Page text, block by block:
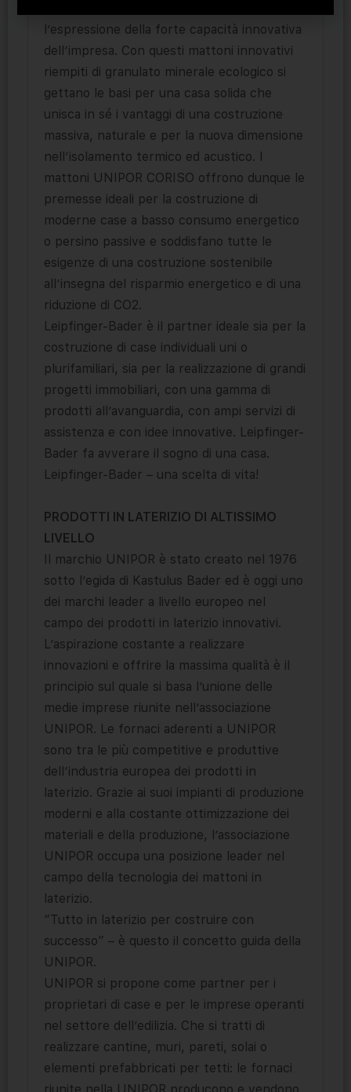
l’espressione della forte capacità innovativa
dell’impresa. Con questi mattoni innovativi
riempiti di granulato minerale ecologico si
gettano le basi per una casa solida che
unisca in sé i vantaggi di una costruzione
massiva, naturale e per la nuova dimensione
nell’isolamento termico ed acustico. I
mattoni UNIPOR CORISO offrono dunque le
premesse ideali per la costruzione di
moderne case a basso consumo energetico
o persino passive e soddisfano tutte le
esigenze di una costruzione sostenibile
all’insegna del risparmio energetico e di una
riduzione di CO2.
Leipfinger-Bader è il partner ideale sia per la
costruzione di case individuali uni o
plurifamiliari, sia per la realizzazione di grandi
progetti immobiliari, con una gamma di
prodotti all’avanguardia, con ampi servizi di
assistenza e con idee innovative. Leipfinger-
Bader fa avverare il sogno di una casa.
Leipfinger-Bader – una scelta di vita!
PRODOTTI IN LATERIZIO DI ALTISSIMO
LIVELLO
Il marchio UNIPOR è stato creato nel 1976
sotto l’egida di Kastulus Bader ed è oggi uno
dei marchi leader a livello europeo nel
campo dei prodotti in laterizio innovativi.
L’aspirazione costante a realizzare
innovazioni e offrire la massima qualità è il
principio sul quale si basa l’unione delle
medie imprese riunite nell’associazione
UNIPOR. Le fornaci aderenti a UNIPOR
sono tra le più competitive e produttive
dell’industria europea dei prodotti in
laterizio. Grazie ai suoi impianti di produzione
moderni e alla costante ottimizzazione dei
materiali e della produzione, l’associazione
UNIPOR occupa una posizione leader nel
campo della tecnologia dei mattoni in
laterizio.
“Tutto in laterizio per costruire con
successo” – è questo il concetto guida della
UNIPOR.
UNIPOR si propone come partner per i
proprietari di case e per le imprese operanti
nel settore dell’edilizia. Che si tratti di
realizzare cantine, muri, pareti, solai o
elementi prefabbricati per tetti: le fornaci